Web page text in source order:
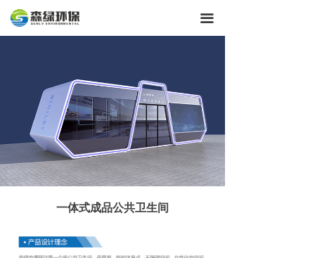
끀
一体式成品公共卫生间